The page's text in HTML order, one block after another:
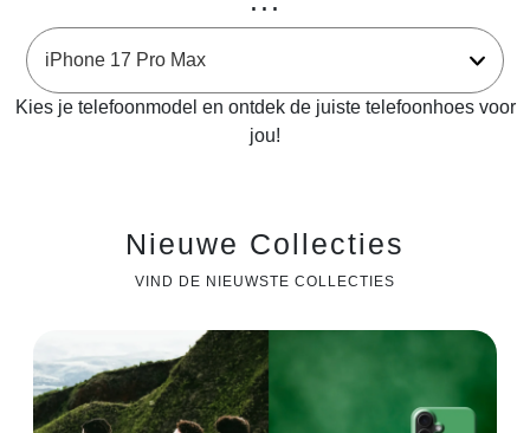
Kies je telefoonmodel en ontdek de juiste telefoonhoes voor
jou!
Nieuwe Collecties
VIND DE NIEUWSTE COLLECTIES